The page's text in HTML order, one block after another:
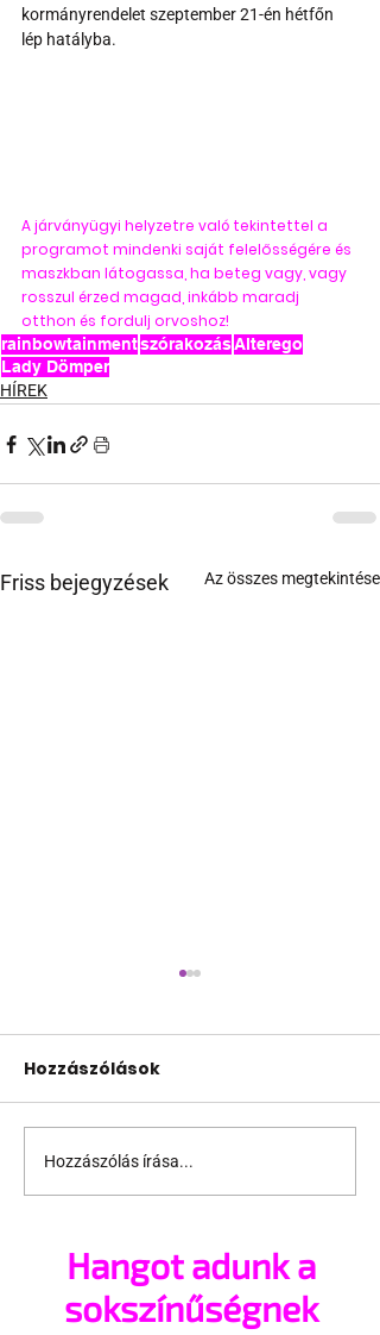
kormányrendelet szeptember 21-én hétfőn
lép hatályba.
A járványügyi helyzetre való tekintettel a
programot mindenki saját felelősségére és
maszkban látogassa, ha beteg vagy, vagy
rosszul érzed magad, inkább maradj
otthon és fordulj orvoshoz!
rainbowtainmentszórakozásAlterego
Lady Dömper
HÍREK
Friss bejegyzések Az összes megtekintése
Támogathatsz és
ajánlhatsz: Te is részt
megvalósításában
Hozzászólások
Hozzászólás írása...
Hangot adunk a
sokszínűségnek